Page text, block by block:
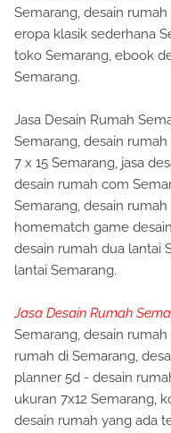
Semarang, desain
eropa klasik sederhana
toko Semarang, ebook
Semarang.
Jasa Desain Rumah
Semarang, desain
7 x 15 Semarang, jasa
desain rumah com
Semarang, desain
homematch game
desain rumah dua lantai
lantai Semarang.
Jasa Desain Rumah
Semarang, desain
rumah di Semarang,
planner 5d - desain
ukuran 7x12 Semarang,
desain rumah yang ada